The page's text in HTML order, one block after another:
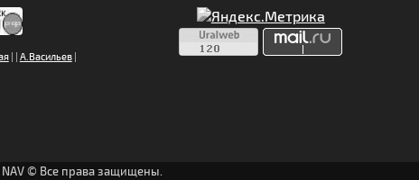
| | А.Васильев|
© Все права защищены.